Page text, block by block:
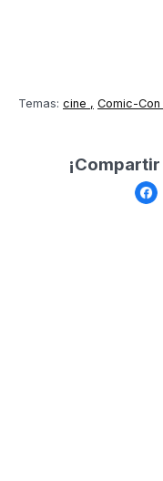
Temas: cine Comic-Con